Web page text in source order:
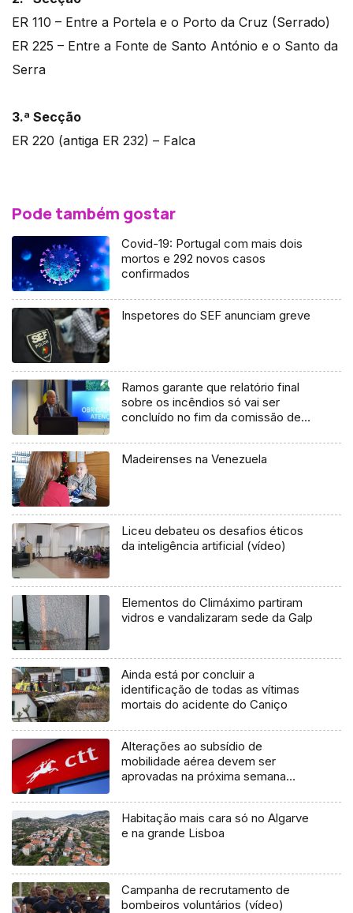
ER 110 – Entre a Portela e o Porto da Cruz (Serrado)
ER 225 – Entre a Fonte de Santo António e o Santo da
Serra
3.ª Secção
ER 220 (antiga ER 232) – Falca
Pode também gostar
Covid-19: Portugal com mais dois
mortos e 292 novos casos
confirmados
Inspetores do SEF anunciam greve
Ramos garante que relatório final
sobre os incêndios só vai ser
concluído no fim da comissão de
Madeirenses na Venezuela
Liceu debateu os desafios éticos
da inteligência artificial (vídeo)
Elementos do Climáximo partiram
vidros e vandalizaram sede da Galp
Ainda está por concluir a
identificação de todas as vítimas
mortais do acidente do Caniço
Alterações ao subsídio de
mobilidade aérea devem ser
aprovadas na próxima semana
Habitação mais cara só no Algarve
e na grande Lisboa
Campanha de recrutamento de
bombeiros voluntários (vídeo)